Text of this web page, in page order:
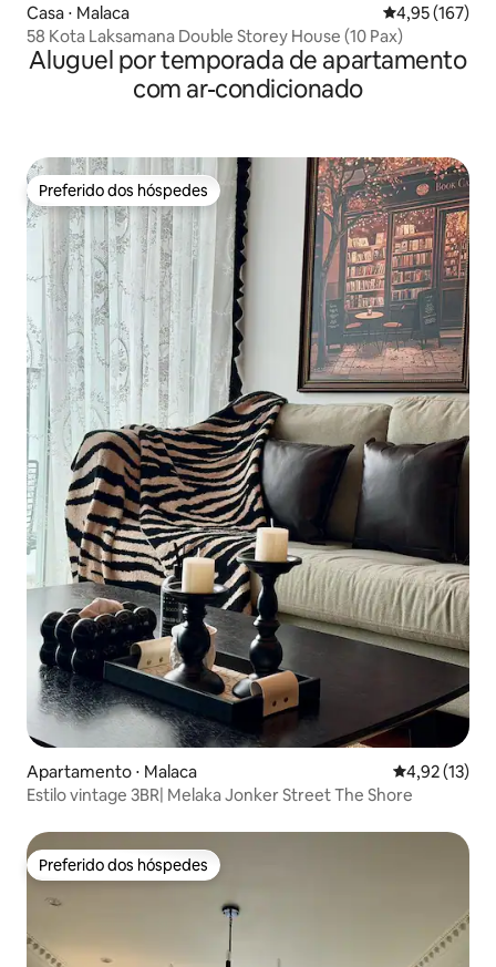
Casa ⋅ Malaca 4,95 de uma
4,95 (167)
58 Kota Laksamana Double Storey House (10 Pax)
Aluguel por temporada de apartamento
com ar-condicionado
Preferido dos hóspedes
Preferido dos hóspedes
Apartamento ⋅ Malaca 4,92 de uma
4,92 (13)
Estilo vintage 3BR| Melaka Jonker Street The Shore
Preferido dos hóspedes
Preferido dos hóspedes